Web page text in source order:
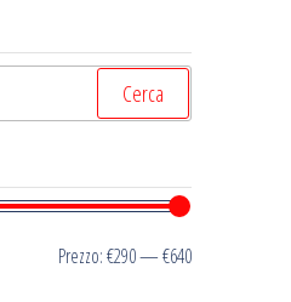
Prezzo
Prezzo
Prezzo:€290—€640